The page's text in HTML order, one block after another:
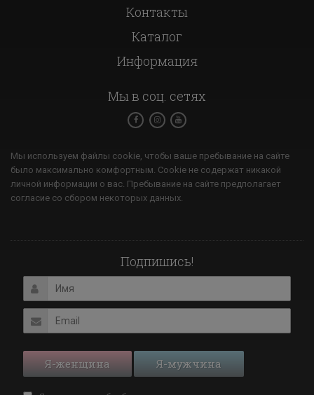
Контакты
Каталог
Информация
Мы в соц. сетях
Мы используем файлы cookie, чтобы ваше пребывание на сайте
было максимально комфортным. Cookie не содержат никакой
личной информации о вас. Пребывание на сайте предполагает
согласие со сбором некоторых данных.
Подпишись!
Я-женщина Я-мужчина